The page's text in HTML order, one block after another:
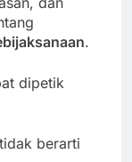
.
dipetik
berarti